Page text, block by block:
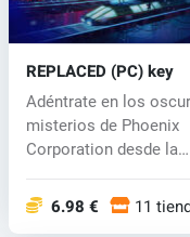
REPLACED (PC) key
Adéntrate en los
misterios de Phoenix
Corporation desde la
6.98 € 11